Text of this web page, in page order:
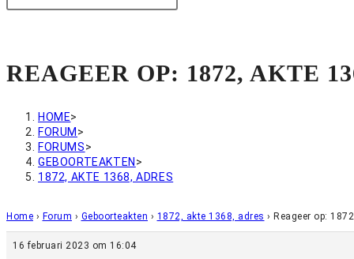
REAGEER OP: 1872, AKTE
HOME>
FORUM >
FORUMS>
GEBOORTEAKTEN >
1872, AKTE 1368, ADRES
Home › Forum › Geboorteakten › 1872, akte 1368, adres › Reageer op:
16 februari 2023 om 16:04